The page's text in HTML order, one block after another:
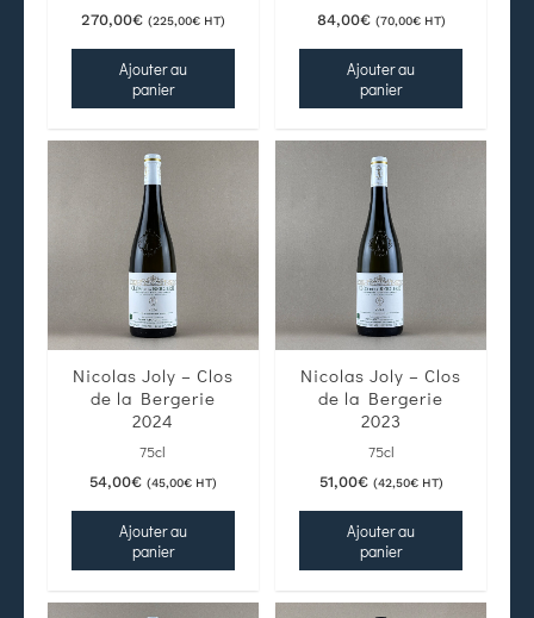
270,00€ (225,00€HT)
Ajouter au
panier
84,00€ (70,00€HT)
Ajouter au
panier
Nicolas Joly – Clos
de la Bergerie
2024
75cl
54,00€ (45,00€HT)
Ajouter au
panier
Nicolas Joly – Clos
de la Bergerie
2023
75cl
51,00€ (42,50€HT)
Ajouter au
panier